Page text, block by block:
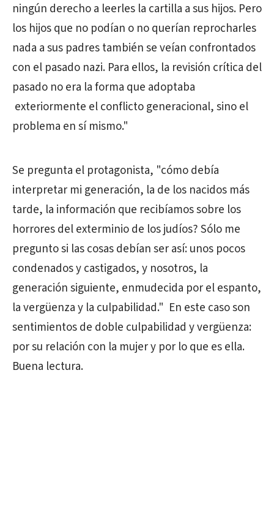
ningún derecho a leerles la cartilla a sus hijos. Pero
los hijos que no podían o no querían reprocharles
nada a sus padres también se veían confrontados
con el pasado nazi. Para ellos, la revisión crítica del
pasado no era la forma que adoptaba
exteriormente el conflicto generacional, sino el
problema en sí mismo."
Se pregunta el protagonista, "cómo debía
interpretar mi generación, la de los nacidos más
tarde, la información que recibíamos sobre los
horrores del exterminio de los judíos? Sólo me
pregunto si las cosas debían ser así: unos pocos
condenados y castigados, y nosotros, la
generación siguiente, enmudecida por el espanto,
la vergüenza y la culpabilidad." En este caso son
sentimientos de doble culpabilidad y vergüenza:
por su relación con la mujer y por lo que es ella.
Buena lectura.